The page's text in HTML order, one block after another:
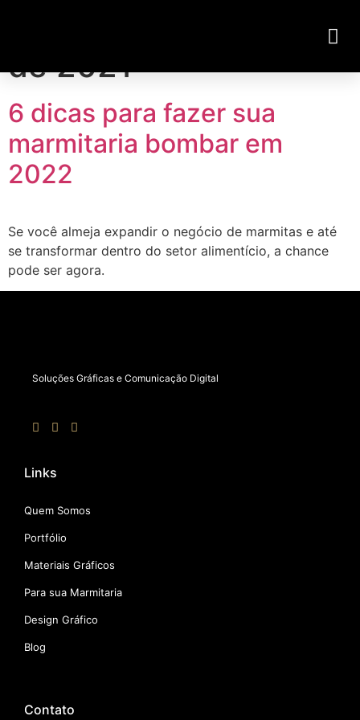
de 2021
6 dicas para fazer sua
marmitaria bombar em
2022
Se você almeja expandir o negócio de marmitas e até
se transformar dentro do setor alimentício, a chance
pode ser agora.
Soluções Gráficas e Comunicação Digital
Links
Quem Somos
Portfólio
Materiais Gráficos
Para sua Marmitaria
Design Gráfico
Blog
Contato